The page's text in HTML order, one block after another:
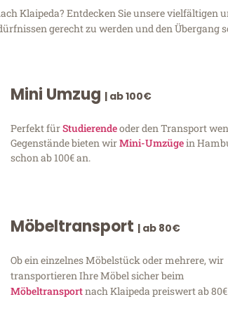
Klaipeda? Entdecken Sie unsere
gerecht zu werden und den Übergang
Mini Umzug | ab 100€
Perfekt fürStudierendeoder den Transport
Gegenstände bieten wirMini-Umzügein
schon ab 100€ an.
Möbeltransport | ab 80€
Ob ein einzelnes Möbelstück oder mehrere, wir
transportieren Ihre Möbel sicher beim
Möbeltransportnach Klaipeda preiswert ab 80€.